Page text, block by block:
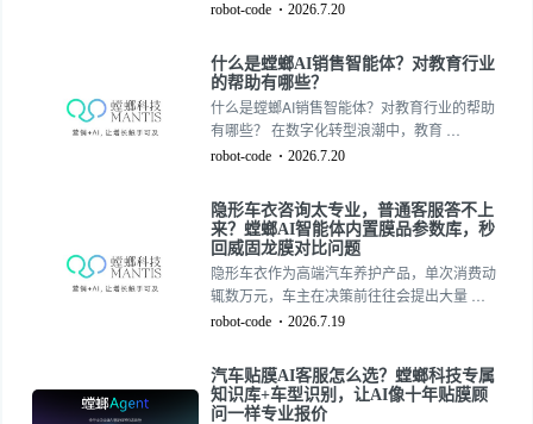
robot-code 2026.7.20
什么是螳螂AI销售智能体？对教育行业
的帮助有哪些？
什么是螳螂AI销售智能体？对教育行业的帮助
有哪些？ 在数字化转型浪潮中，教育 …
robot-code 2026.7.20
隐形车衣咨询太专业，普通客服答不上
来？螳螂AI智能体内置膜品参数库，秒
回威固龙膜对比问题
隐形车衣作为高端汽车养护产品，单次消费动
辄数万元，车主在决策前往往会提出大量 …
robot-code 2026.7.19
汽车贴膜AI客服怎么选？螳螂科技专属
知识库+车型识别，让AI像十年贴膜顾
问一样专业报价